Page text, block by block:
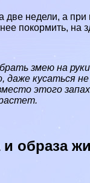
недели, а
покормить, на
змею на
даже кусаться
этого
и образа